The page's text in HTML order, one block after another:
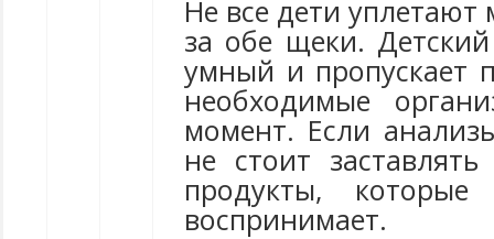
Не все дети
за обе щеки.
умный и пропускает
необходимые
момент. Если
не стоит
продукты,
воспринимает.